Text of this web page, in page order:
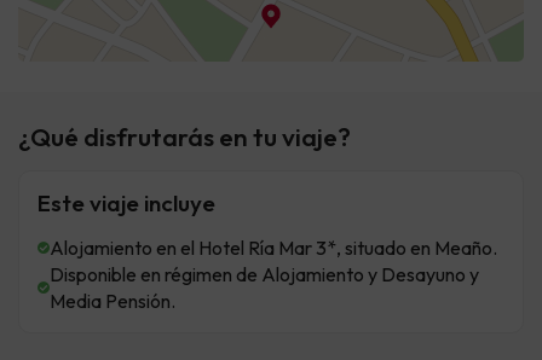
¿Qué disfrutarás en tu viaje?
Este viaje incluye
Alojamiento en el Hotel Ría Mar 3*, situado en Meaño.
Disponible en régimen de Alojamiento y Desayuno y
Media Pensión.